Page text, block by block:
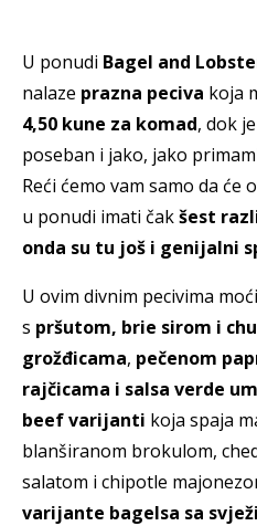
U ponudi Bagel and
nalaze prazna peciva koja
4,50 kune za komad, dok
poseban i jako, jako
Reći ćemo vam samo da
u ponudi imati čakšest
onda su tu još i genijalni
U ovim divnim pecivima
s pršutom, brie sirom i
grožđicama, pečenom
rajčicama i salsa verde
beef varijanti koja spaja
blanširanom brokulom,
salatom i chipotle
varijante bagelsa sa